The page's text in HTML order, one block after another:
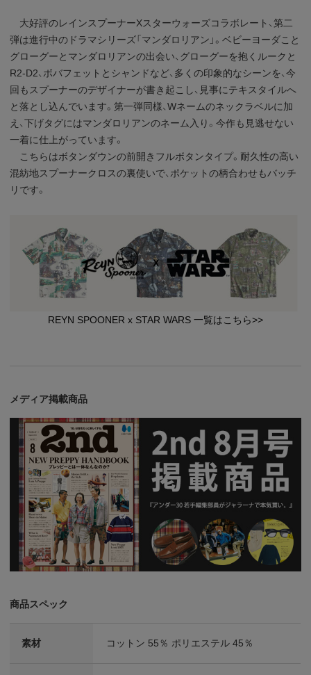
大好評のレインスプーナーXスターウォーズコラボレート、第二
弾は進行中のドラマシリーズ「マンダロリアン」。ベビーヨーダこと
グローグーとマンダロリアンの出会い、グローグーを抱くルークと
R2-D2、ボバフェットとシャンドなど、多くの印象的なシーンを、今
回もスプーナーのデザイナーが書き起こし、見事にテキスタイルへ
と落とし込んでいます。第一弾同様、Wネームのネックラベルに加
え、下げタグにはマンダロリアンのネーム入り。今作も見逃せない
一着に仕上がっています。
こちらはボタンダウンの前開きフルボタンタイプ。耐久性の高い
混紡地スプーナークロスの裏使いで、ポケットの柄合わせもバッチ
リです。
REYN SPOONER x STAR WARS 一覧はこちら>>
メディア掲載商品
商品スペック
素材 コットン 55％ ポリエステル 45％